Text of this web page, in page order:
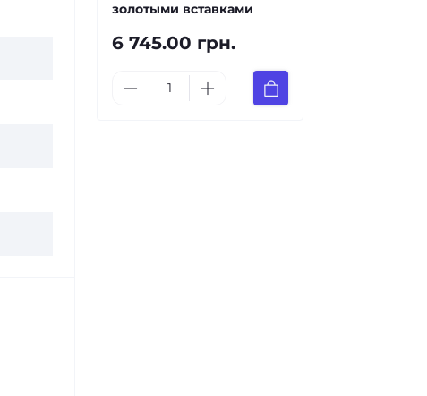
золотыми вставками
6 745.00 грн.